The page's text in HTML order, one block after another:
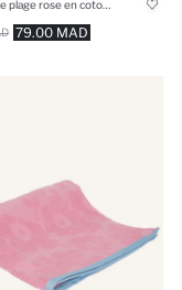
79.00 MAD